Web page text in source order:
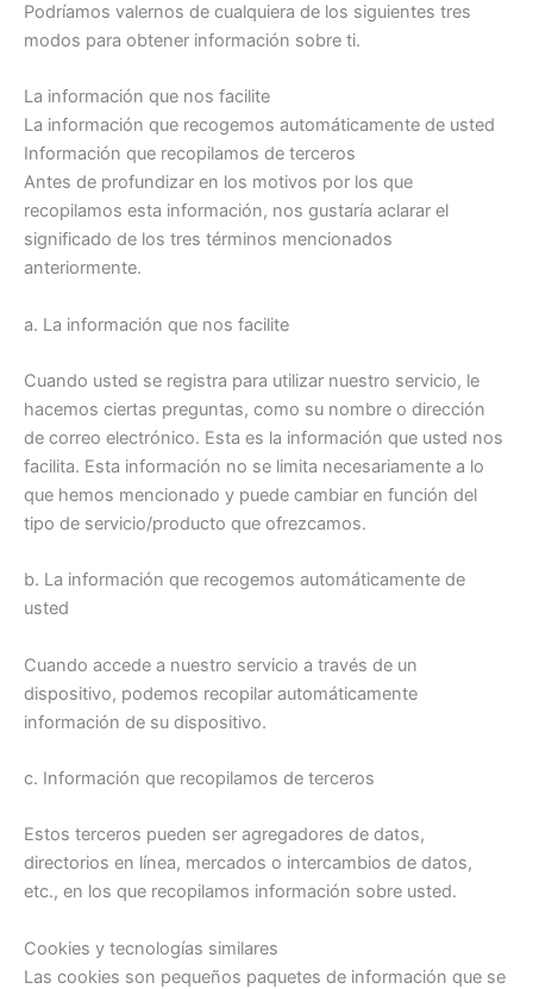
Podríamos valernos de cualquiera de los siguientes tres
modos para obtener información sobre ti.
La información que nos facilite
La información que recogemos automáticamente de usted
Información que recopilamos de terceros
Antes de profundizar en los motivos por los que
recopilamos esta información, nos gustaría aclarar el
significado de los tres términos mencionados
anteriormente.
a. La información que nos facilite
Cuando usted se registra para utilizar nuestro servicio, le
hacemos ciertas preguntas, como su nombre o dirección
de correo electrónico. Esta es la información que usted nos
facilita. Esta información no se limita necesariamente a lo
que hemos mencionado y puede cambiar en función del
tipo de servicio/producto que ofrezcamos.
b. La información que recogemos automáticamente de
usted
Cuando accede a nuestro servicio a través de un
dispositivo, podemos recopilar automáticamente
información de su dispositivo.
c. Información que recopilamos de terceros
Estos terceros pueden ser agregadores de datos,
directorios en línea, mercados o intercambios de datos,
etc., en los que recopilamos información sobre usted.
Cookies y tecnologías similares
Las cookies son pequeños paquetes de información que se